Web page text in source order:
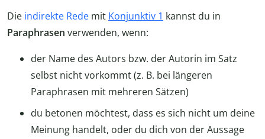
Die indirekte Rede mit Konjunktiv 1 kannst du in
Paraphrasen verwenden, wenn:
der Name des Autors bzw. der Autorin im Satz
selbst nicht vorkommt (z. B. bei längeren
Paraphrasen mit mehreren Sätzen)
du betonen möchtest, dass es sich nicht um deine
Meinung handelt, oder du dich von der Aussage